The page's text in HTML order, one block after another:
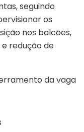
seguindo
os
nos balcões,
redução de
da vaga